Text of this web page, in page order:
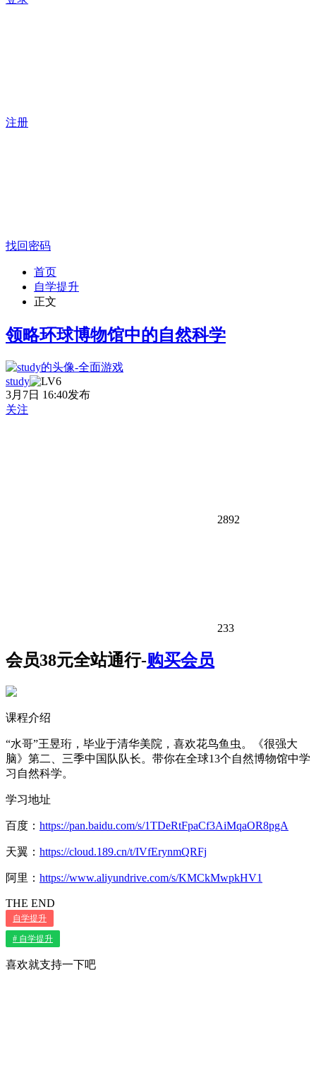
注册
找回密码
首页
自学提升
正文
领略环球博物馆中的自然科学
study
3月7日 16:40发布
关注
2892
233
会员38元全站通行-购买会员
课程介绍
“水哥”王昱珩，毕业于清华美院，喜欢花鸟鱼虫。《很强大
脑》第二、三季中国队队长。带你在全球13个自然博物馆中学
习自然科学。
学习地址
百度： https://pan.baidu.com/s/1TDeRtFpaCf3AiMqaOR8pgA
天翼： https://cloud.189.cn/t/IVfErynmQRFj
阿里： https://www.aliyundrive.com/s/KMCkMwpkHV1
THE END
自学提升
# 自学提升
喜欢就支持一下吧